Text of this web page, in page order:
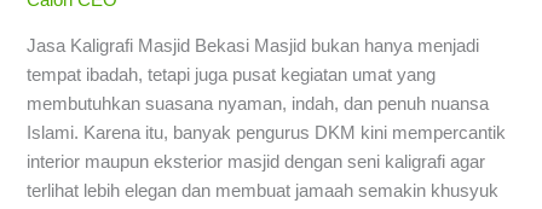
Jasa Kaligrafi Masjid Bekasi Masjid bukan hanya menjadi
tempat ibadah, tetapi juga pusat kegiatan umat yang
membutuhkan suasana nyaman, indah, dan penuh nuansa
Islami. Karena itu, banyak pengurus DKM kini mempercantik
interior maupun eksterior masjid dengan seni kaligrafi agar
terlihat lebih elegan dan membuat jamaah semakin khusyuk